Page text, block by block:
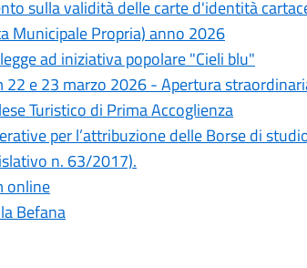
sulla validità delle carte d'identità
Municipale Propria) anno 2026
ad iniziativa popolare "Cieli blu"
22 e 23 marzo 2026 - Apertura
Turistico di Prima Accoglienza
per l’attribuzione delle Borse di
n. 63/2017).
online
Befana